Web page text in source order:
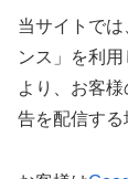
当サイトで
ンス」を利
より、お客
告を配信する